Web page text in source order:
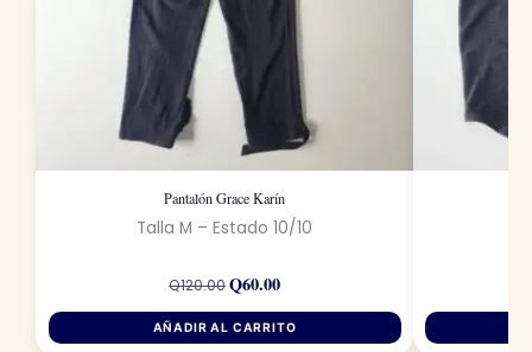
Pantalón Grace Karín
Talla M – Estado 10/10
Q120.00precio
era:
Q120.00.
Q60.00precio
es:
Q60.00.
AÑADIR AL CARRITO